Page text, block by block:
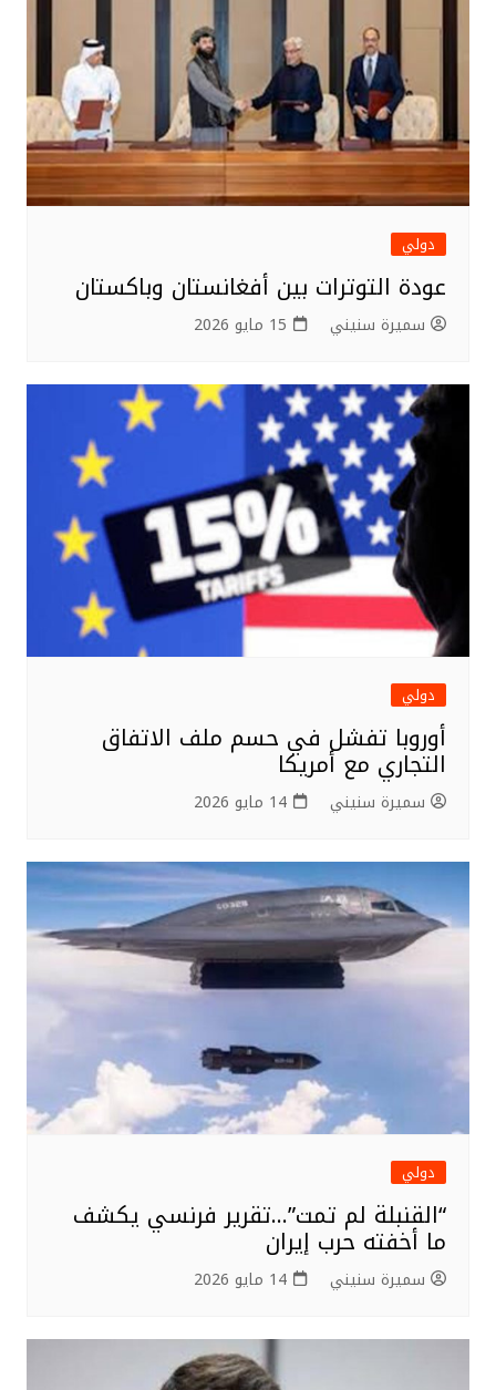
دولي
عودة التوترات بين أفغانستان وباكستان
سميرة سنيني 15 مايو 2026
دولي
أوروبا تفشل في حسم ملف الاتفاق
التجاري مع أمريكا
سميرة سنيني 14 مايو 2026
دولي
“القنبلة لم تمت”…تقرير فرنسي يكشف
ما أخفته حرب إيران
سميرة سنيني 14 مايو 2026